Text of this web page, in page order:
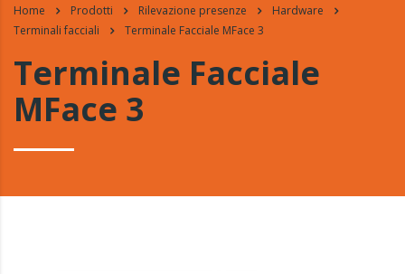
Home Prodotti Rilevazione presenze
Hardware
Terminali facciali
Terminale Facciale MFace 3
Terminale Facciale
MFace 3